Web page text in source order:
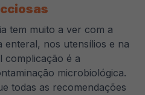
tem muito a ver com a
enteral, nos utensílios e na
complicação é a
microbiológica.
todas as recomendações